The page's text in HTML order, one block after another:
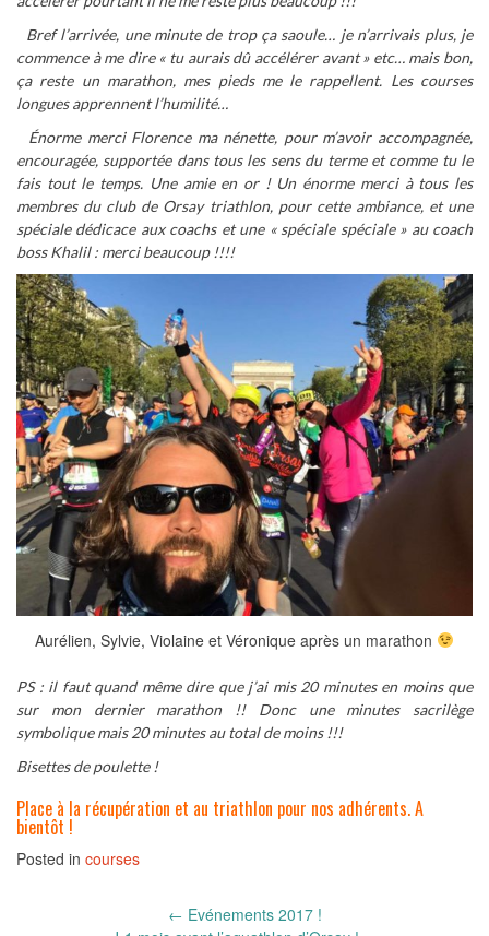
Bref l’arrivée, une minute de trop ça saoule… je n’arrivais plus, je
commence à me dire « tu aurais dû accélérer avant » etc… mais bon,
ça reste un marathon, mes pieds me le rappellent. Les courses
longues apprennent l’humilité…
Énormemerci Florence ma nénette, pour m’avoir accompagnée,
encouragée, supportée dans tous les sens du terme et comme tu le
fais tout le temps. Une amie en or ! Un énorme merci à tous les
membres du club de Orsay triathlon, pour cette ambiance, et une
spéciale dédicace aux coachs et une « spéciale spéciale » au coach
boss Khalil : merci beaucoup !!!!
Aurélien, Sylvie, Violaine et Véronique après un marathon
PS : il faut quand même dire que j’ai mis 20 minutes en moins que
sur mon dernier marathon !! Donc une minutes sacrilège
symbolique mais 20 minutes au total de moins !!!
Bisettes de poulette !
Place à la récupération et au triathlon pour nos adhérents. A
bientôt !
Posted in courses
← Evénements 2017 !